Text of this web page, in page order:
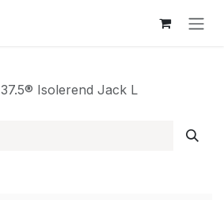
37.5® Isolerend Jack L